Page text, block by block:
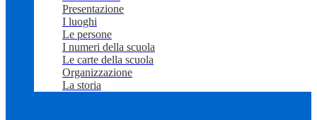
Presentazione
I luoghi
Le persone
I numeri della scuola
Le carte della scuola
Organizzazione
La storia